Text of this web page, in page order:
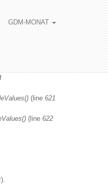
GDM-MONAT
(line 621
(line 622
).